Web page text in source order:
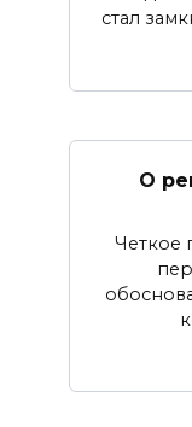
стал
О
Четкое